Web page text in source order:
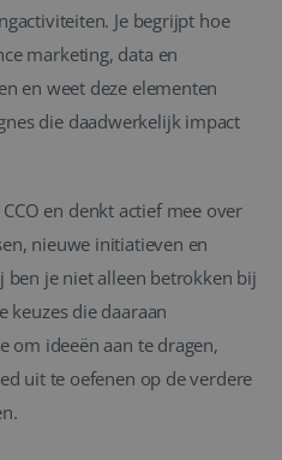
Je begrijpt hoe
marketing, data en
en weet deze elementen
die daadwerkelijk impact
en denkt actief mee over
nieuwe initiatieven en
ben je niet alleen betrokken bij
keuzes die daaraan
om ideeën aan te dragen,
uit te oefenen op de verdere